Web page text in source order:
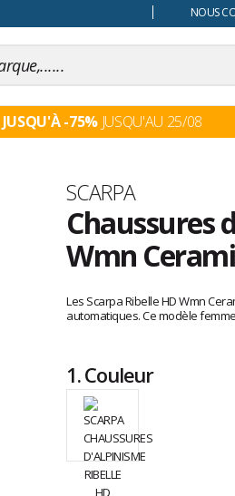
NOUS
JUSQU'À -75%JUSQU'AU 25/08
Marque
SCARPA
Chaussures
Wmn
avis
clients
Les Scarpa Ribelle HD Wmn
automatiques. Ce modèle
1.Couleur